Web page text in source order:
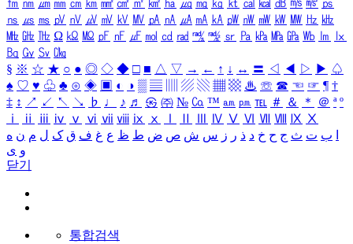
㎙ ㎚ ㎛ ㎜ ㎝ ㎞ ㎟ ㎠ ㎡ ㎢ ㏊ ㎍ ㎎ ㎏ ㏏ ㎈ ㎉ ㏈ ㎧ ㎨ ㎰
㎱ ㎲ ㎳ ㎴ ㎵ ㎶ ㎷ ㎸ ㎹ ㎀ ㎁ ㎂ ㎃ ㎄ ㎺ ㎻ ㎽ ㎾ ㎿ ㎐ ㎑
㎒ ㎓ ㎔ Ω ㏀ ㏁ ㎊ ㎋ ㎌ ㏖ ㏅ ㎭ ㎮ ㎯ ㏛ ㎩ ㎪ ㎫ ㎬ ㏝ ㏐
㏓
㏃ ㏉ ㏜ ㏆
§ ※ ☆ ★ ○ ● ◎ ◇ ◆ □ ■ △ ▽ → ← ↑ ↓ ↔ 〓 ◁ ◀ ▷ ▶ ♤
♠ ♡ ♥ ♧ ♣ ⊙ ◈ ▣ ◐ ◑ ▒ ▤ ▨ ▧ ▦ ▩ ♨ ☏ ☎ ☜ ☞ ¶ †
‡ ↕ ↗ ↙ ↖ ↘ ♭ ♩ ♪ ♬ ㉿ ㈜ № ㏇ ™ ㏂ ㏘ ℡ ＃ ＆ ＊ ＠ ª º
ⅰ
ⅱ ⅲ ⅳ ⅴ ⅵ ⅶ ⅷ ⅸ ⅹ Ⅳ Ⅴ Ⅵ Ⅶ Ⅷ Ⅸ Ⅹ
ب ت ث ج ح خ د ذ ر ز س ش ص ض ط ظ ع غ ف ق ک ل م ن ه
و ی
닫기
통합검색